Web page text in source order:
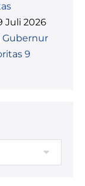
Juli 2026
Gubernur
9